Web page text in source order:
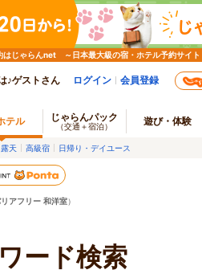
はじゃらんnet ～日本最大級の宿・ホテル予約サイト
♪ゲストさん ログイン 会員登録
テル じゃらんパック
（交通＋宿泊） 遊び・体験
天 高級宿 日帰り・デイユース
アフリー 和洋室）
ード検索